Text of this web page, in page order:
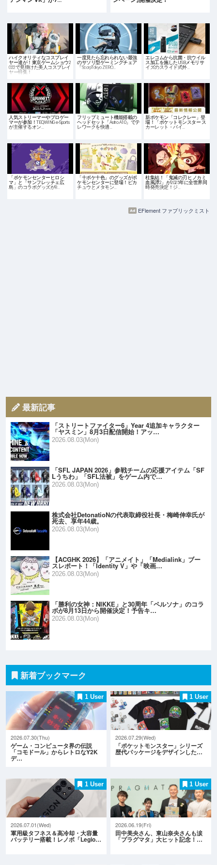
ハイクオリティなコスプレイ
ヤー達が！東京ゲームショウ2
022で見掛けた美人コスプレイ
ヤー特集！
一度見たら忘れられない最強
のサソリ型ゲーミングチェア
「ScorpTokyo ZERO…
エレコムから抗菌・抗ウイル
ス加工を施したUSBメモリサ
イズのスライド式外…
人気ストリーマーやプロゲー
マーが参加！TEQWING e-Sports
が主催するオン…
フリップミュート機能搭載の
ヘッドセット「Astro A10」でテ
レワークを快適…
新ポケモン「コレクレー」登
場！「ポケットモンスター ス
カーレット・バイ…
「ポケモンセンターヒロシ
マ」と「サンフレッチェ広
島」のコラボグッズが8…
「十ポケ十色」のグッズがポ
ケモンセンターに登場！ピカ
チュウとメタモン…
柱集結！「鬼滅の刃 ヒノカミ
血風譚2」が2025年に全世界同
時発売決定！ジ…
EFlement ファブリックミスト
最新記事
「ストリートファイター6」Year 4追加キャラクター
「ヤスミン」8月3日配信開始！アッ…
2026.08.03(Mon)
「SFL JAPAN 2026」参戦チームの応援アイテム「SF
Lうちわ」「SFL法被」をゲーム内で…
2026.08.03(Mon)
株式会社DetonatioNの代表取締役社長・梅崎伸幸氏が
死去、享年44歳。
2026.08.03(Mon)
【ACGHK 2026】「アニメイト」「Medialink」ブー
スレポート！「Identity V」や「映画…
2026.08.03(Mon)
「勝利の女神：NIKKE」と30周年「ペルソナ」のコラ
ボが8月13日から開催決定！予告キ…
2026.08.03(Mon)
新着ブックマーク
1 User
2026.07.30(Thu)
ゲーム・コンピュータ界の伝説
「コモドール」からレトロなY2K
デ…
1 User
2026.07.29(Wed)
「ポケットモンスター」シリーズ
歴代パッケージをデザインした…
1 User
2026.07.01(Wed)
軍用級タフネス＆高冷却・大容量
バッテリー搭載！レノボ「Legio…
1 User
2026.06.19(Fri)
田中美央さん、東山奈央さんも涙
「プラグマタ」大ヒット記念！…